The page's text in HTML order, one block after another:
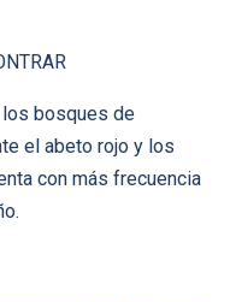
los bosques de
el abeto rojo y los
con más frecuencia